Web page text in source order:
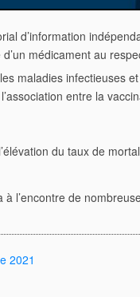
d’information
médicament au
maladies infectieuses
entre la
du taux de
l’encontre de
2021